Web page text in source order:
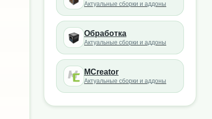
Актуальные сборки и аддоны
Обработка
Актуальные сборки и аддоны
MCreator
Актуальные сборки и аддоны